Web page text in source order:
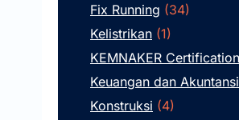
Fix Running (34)
Kelistrikan (1)
KEMNAKER Certification
Keuangan dan Akuntansi
Konstruksi (4)